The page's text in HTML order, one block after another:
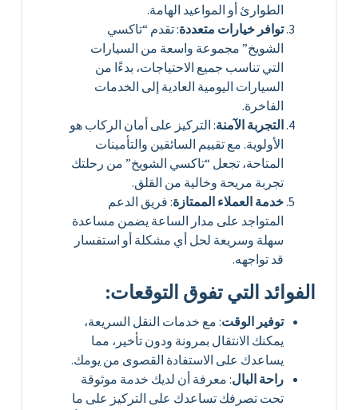
الطوارئ أو المواعيد الهامة.
توافر خيارات متعددة: تقدم “تاكسي
الشويخ” مجموعة واسعة من السيارات
التي تناسب جميع الاحتياجات، بدءًا من
السيارات اليومية العادية إلى الخدمات
الفاخرة.
التجربة الآمنة: التركيز على أمان الركاب هو
الأولوية. مع تقييم السائقين والتأمينات
المتاحة، تجعل “تاكسي الشويخ” من رحلتك
تجربة مريحة وخالية من القلق.
خدمة العملاء الممتازة : فريق الدعم
المتواجد على مدار الساعة يضمن مساعدة
سهلة وسريعة لحل أي مشكلة أو استفسار
قد تواجهه.
الفوائد التي تفوق التوقعات:
توفير الوقت: مع خدمات النقل السريعة،
يمكنك الانتقال بمرونة ودون تأخير، مما
يساعدك على الاستفادة القصوى من يومك.
راحة البال: معرفة أن لديك خدمة موثوقة
تحت تصرفك تساعدك على التركيز على ما